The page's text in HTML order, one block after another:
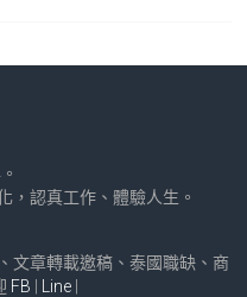
，認真工作、體驗人生。
文章轉載邀稿、泰國職缺、商
FB Line